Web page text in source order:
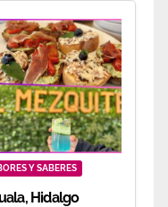
Y SABERES
Hidalgo